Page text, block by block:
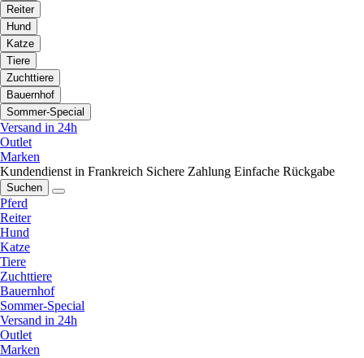
Reiter
Hund
Katze
Tiere
Zuchttiere
Bauernhof
Sommer-Special
Versand in 24h
Outlet
Marken
Kundendienst in Frankreich Sichere Zahlung Einfache Rückgabe
Suchen
Pferd
Reiter
Hund
Katze
Tiere
Zuchttiere
Bauernhof
Sommer-Special
Versand in 24h
Outlet
Marken